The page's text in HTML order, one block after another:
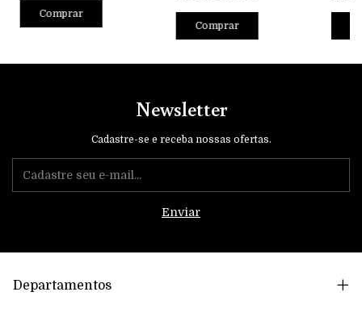
Comprar
Comprar
Newsletter
Cadastre-se e receba nossas ofertas.
Departamentos